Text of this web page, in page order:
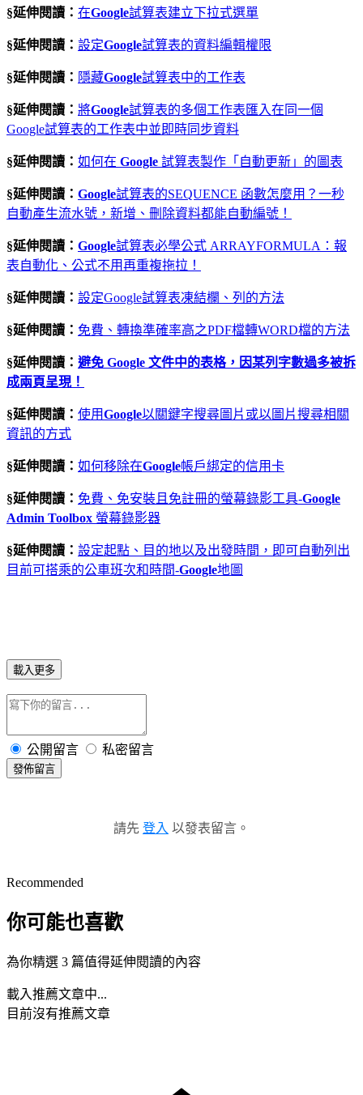
§延伸閱讀： 在Google試算表建立下拉式選單
§延伸閱讀： 設定Google試算表的資料編輯權限
§延伸閱讀： 隱藏Google試算表中的工作表
§延伸閱讀： 將Google試算表的多個工作表匯入在同一個
Google試算表的工作表中並即時同步資料
§延伸閱讀： 如何在 Google 試算表製作「自動更新」的圖表
§延伸閱讀： Google試算表的SEQUENCE 函數怎麼用？一秒
自動產生流水號，新增、刪除資料都能自動編號！
§延伸閱讀： Google試算表必學公式 ARRAYFORMULA：報
表自動化、公式不用再重複拖拉！
§延伸閱讀： 設定Google試算表凍結欄、列的方法
§延伸閱讀： 免費、轉換準確率高之PDF檔轉WORD檔的方法
§延伸閱讀： 避免 Google 文件中的表格，因某列字數過多被拆
成兩頁呈現！
§延伸閱讀： 使用Google以關鍵字搜尋圖片或以圖片搜尋相關
資訊的方式
§延伸閱讀： 如何移除在Google帳戶綁定的信用卡
§延伸閱讀： 免費、免安裝且免註冊的螢幕錄影工具-Google
Admin Toolbox 螢幕錄影器
§延伸閱讀： 設定起點、目的地以及出發時間，即可自動列出
目前可搭乘的公車班次和時間-Google地圖
載入更多
公開留言 私密留言
發佈留言
請先 登入 以發表留言。
Recommended
你可能也喜歡
為你精選 3 篇值得延伸閱讀的內容
載入推薦文章中...
目前沒有推薦文章